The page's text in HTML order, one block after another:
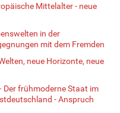
Mittelalter - neue
in der
mit dem Fremden
neue Horizonte, neue
Der frühmoderne Staat im
- Anspruch